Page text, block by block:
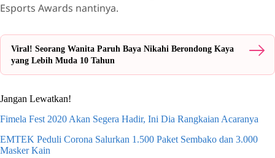
Esports Awards nantinya.
Viral! Seorang Wanita Paruh Baya Nikahi Berondong Kaya
yang Lebih Muda 10 Tahun
Jangan Lewatkan!
Fimela Fest 2020 Akan Segera Hadir, Ini Dia Rangkaian Acaranya
EMTEK Peduli Corona Salurkan 1.500 Paket Sembako dan 3.000
Masker Kain